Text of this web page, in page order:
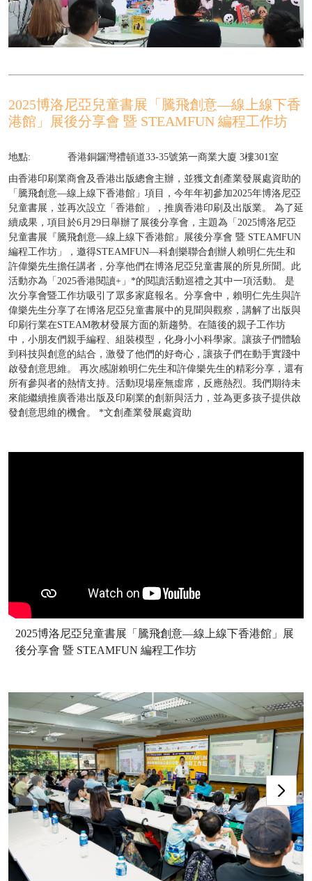
2025博洛尼亞兒童書展「騰飛創意—線上線下香
港館」展後分享會 暨 STEAMFUN 編程工作坊
地點: 香港銅鑼灣禮頓道33-35號第一商業大廈 3樓301室
由香港印刷業商會及香港出版總會主辦，並獲文創產業發展處資助的
「騰飛創意—線上線下香港館」項目，今年年初參加2025年博洛尼亞
兒童書展，並再次設立「香港館」，推廣香港印刷及出版業。 為了延
續成果，項目於6月29日舉辦了展後分享會，主題為「2025博洛尼亞
兒童書展『騰飛創意—線上線下香港館』展後分享會 暨 STEAMFUN
編程工作坊」，邀得STEAMFUN—科創樂聯合創辦人賴明仁先生和
許偉樂先生擔任講者，分享他們在博洛尼亞兒童書展的所見所聞。此
活動亦為「2025香港閱讀+」*的閱讀活動巡禮之其中一項活動。 是
次分享會暨工作坊吸引了眾多家庭報名。分享會中，賴明仁先生與許
偉樂先生分享了在博洛尼亞兒童書展中的見聞與觀察，講解了出版與
印刷行業在STEAM教材發展方面的新趨勢。在隨後的親子工作坊
中，小朋友們親手編程、組裝模型，化身小小科學家。讓孩子們體驗
到科技與創意的結合，激發了他們的好奇心，讓孩子們在動手實踐中
啟發創意思維。 再次感謝賴明仁先生和許偉樂先生的精彩分享，還有
所有參與者的熱情支持。活動現場座無虛席，反應熱烈。我們期待未
來能繼續推廣香港出版及印刷業的創新與活力，並為更多孩子提供啟
發創意思維的機會。 *文創產業發展處資助
2025博洛尼亞兒童書展「騰飛創意—線上線下香港館」展
後分享會 暨 STEAMFUN 編程工作坊